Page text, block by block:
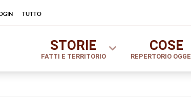
tutto
STORIE
FATTI E TERRITORIO
COSE
REPERTORIO